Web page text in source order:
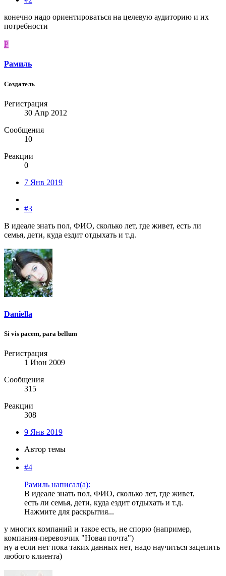
конечно надо ориентироваться на целевую аудиторию и их
потребности
Р
Рамиль
Создатель
Регистрация
30 Апр 2012
Сообщения
10
Реакции
0
7 Янв 2019
#3
В идеале знать пол, ФИО, сколько лет, где живет, есть ли
семья, дети, куда ездит отдыхать и т.д.
Daniella
Si vis pacem, para bellum
Регистрация
1 Июн 2009
Сообщения
315
Реакции
308
9 Янв 2019
Автор темы
#4
Рамиль написал(а):
В идеале знать пол, ФИО, сколько лет, где живет,
есть ли семья, дети, куда ездит отдыхать и т.д.
Нажмите для раскрытия...
у многих компаний и такое есть, не спорю (например,
компания-перевозчик "Новая почта")
ну а если нет пока таких данных нет, надо научиться зацепить
любого клиента)